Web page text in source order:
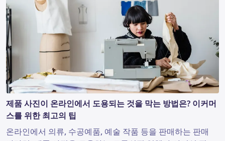
제품 사진이 온라인에서 도용되는 것을 막는 방법은? 이커머
스를 위한 최고의 팁
온라인에서 의류, 수공예품, 예술 작품 등을 판매하는 판매